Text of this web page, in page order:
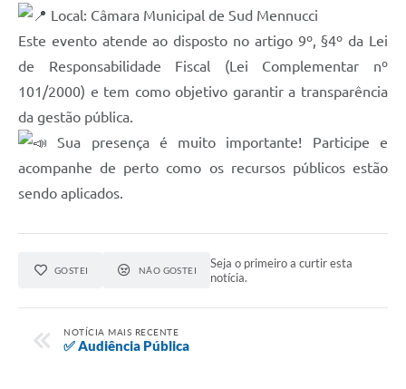
Convênios
ORÇAMENTO PARTICIPATIVO 2026
Contato
Sistemas Prefeitura
Prestação de Contas
Gestão em Saúde
Obras
Local: Câmara Municipal de Sud Mennucci
Este evento atende ao disposto no artigo 9º, §4º da Lei
de Responsabilidade Fiscal (Lei Complementar nº
101/2000) e tem como objetivo garantir a transparência
da gestão pública.
Sua presença é muito importante! Participe e
acompanhe de perto como os recursos públicos estão
sendo aplicados.
GOSTEI NÃO GOSTEI
Seja o primeiro a curtir esta
notícia.
NOTÍCIA MAIS RECENTE
✅ Audiência Pública